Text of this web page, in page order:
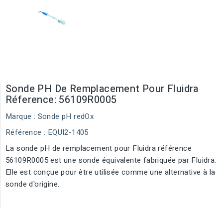
Sonde PH De Remplacement Pour Fluidra
Réference: 56109R0005
Marque : Sonde pH redOx
Référence : EQUI2-1405
La sonde pH de remplacement pour Fluidra référence
56109R0005 est une sonde équivalente fabriquée par Fluidra.
Elle est conçue pour être utilisée comme une alternative à la
sonde d'origine.